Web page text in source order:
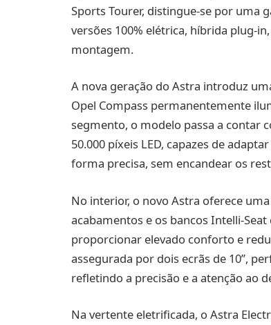
Sports Tourer, distingue‑se por
versões 100% elétrica, híbrida
montagem.
A nova geração do Astra introduz
Opel Compass permanentemente
segmento, o modelo passa a contar
50.000 píxeis LED, capazes de
forma precisa, sem encandear os
No interior, o novo Astra oferece
acabamentos e os bancos
proporcionar elevado conforto e
assegurada por dois ecrãs de 10’’,
refletindo a precisão e a atenção ao
Na vertente eletrificada, o Astra